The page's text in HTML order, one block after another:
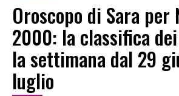
Oroscopo di Sara per
2000: la classifica
la settimana dal 29
luglio